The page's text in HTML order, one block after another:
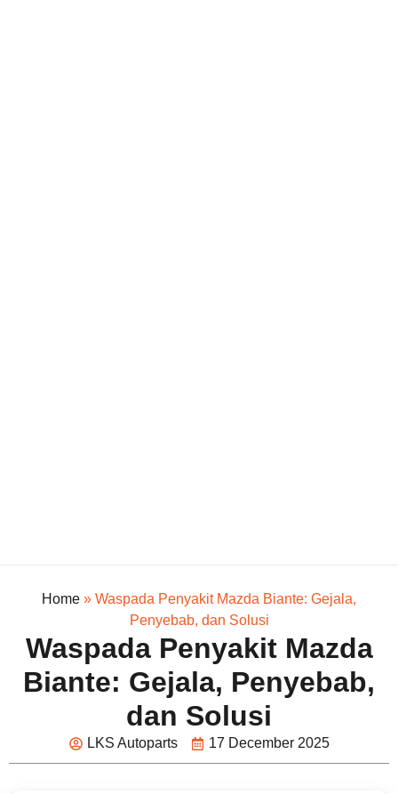
Home » Waspada Penyakit Mazda Biante: Gejala,
Penyebab, dan Solusi
Waspada Penyakit Mazda
Biante: Gejala, Penyebab,
dan Solusi
LKS Autoparts 17 December 2025